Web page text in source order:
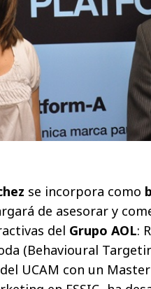
se incorpora como
de asesorar y
del Grupo AOL:
(Behavioural
UCAM con un